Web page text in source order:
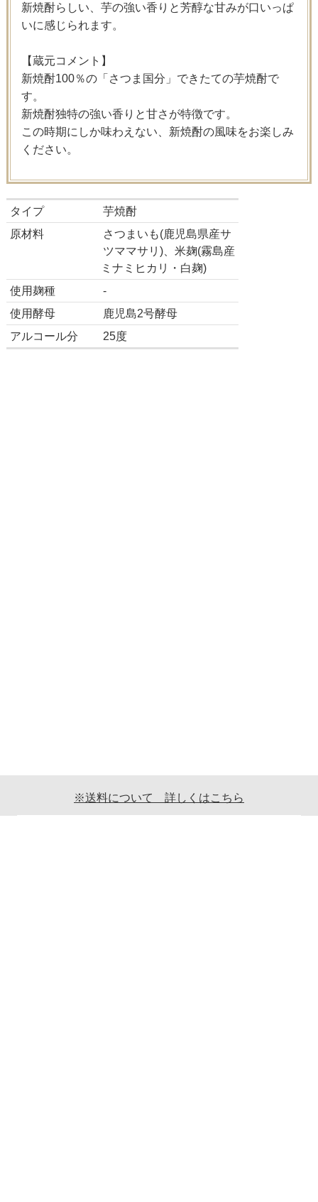
新焼酎らしい、芋の強い香りと芳醇な甘みが口いっぱ
いに感じられます。
【蔵元コメント】
新焼酎100％の「さつま国分」できたての芋焼酎で
す。
新焼酎独特の強い香りと甘さが特徴です。
この時期にしか味わえない、新焼酎の風味をお楽しみ
ください。
タイプ
芋焼酎
原材料
さつまいも(鹿児島県産サ
ツママサリ)、米麹(霧島産
ミナミヒカリ・白麹)
使用麹種
-
使用酵母
鹿児島2号酵母
アルコール分
25度
※送料について 詳しくはこちら